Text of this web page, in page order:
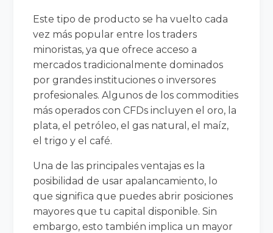
Este tipo de producto se ha vuelto cada
vez más popular entre los traders
minoristas, ya que ofrece acceso a
mercados tradicionalmente dominados
por grandes instituciones o inversores
profesionales. Algunos de los commodities
más operados con CFDs incluyen el oro, la
plata, el petróleo, el gas natural, el maíz,
el trigo y el café.
Una de las principales ventajas es la
posibilidad de usar apalancamiento, lo
que significa que puedes abrir posiciones
mayores que tu capital disponible. Sin
embargo, esto también implica un mayor